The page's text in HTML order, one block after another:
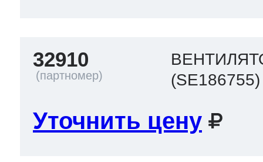
32910
(SE186755)
Уточнить цену